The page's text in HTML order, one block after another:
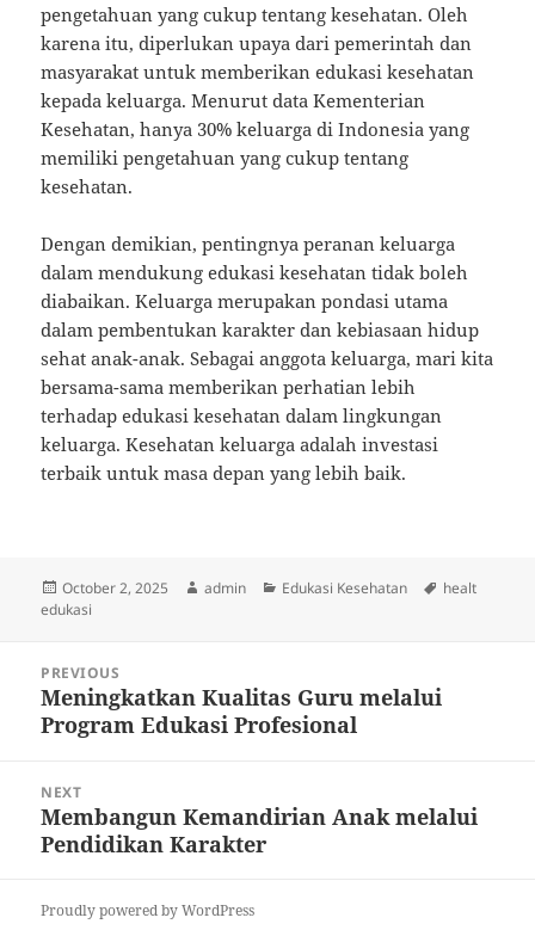
pengetahuan yang cukup tentang kesehatan. Oleh
karena itu, diperlukan upaya dari pemerintah dan
masyarakat untuk memberikan edukasi kesehatan
kepada keluarga. Menurut data Kementerian
Kesehatan, hanya 30% keluarga di Indonesia yang
memiliki pengetahuan yang cukup tentang
kesehatan.
Dengan demikian, pentingnya peranan keluarga
dalam mendukung edukasi kesehatan tidak boleh
diabaikan. Keluarga merupakan pondasi utama
dalam pembentukan karakter dan kebiasaan hidup
sehat anak-anak. Sebagai anggota keluarga, mari kita
bersama-sama memberikan perhatian lebih
terhadap edukasi kesehatan dalam lingkungan
keluarga. Kesehatan keluarga adalah investasi
terbaik untuk masa depan yang lebih baik.
Posted
on
October 2, 2025 Author
admin Categories
Edukasi Kesehatan Tags
healt
edukasi
navigation
PREVIOUS
Previous
post:
Meningkatkan Kualitas Guru melalui
Program Edukasi Profesional
NEXT
Next
post:
Membangun Kemandirian Anak melalui
Pendidikan Karakter
Proudly powered by WordPress